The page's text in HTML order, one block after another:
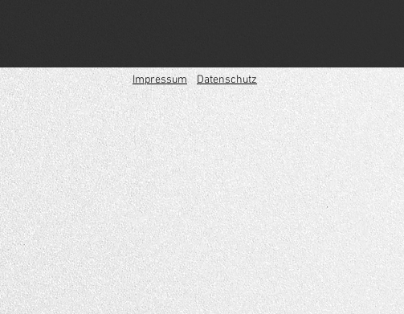
Impressum Datenschutz